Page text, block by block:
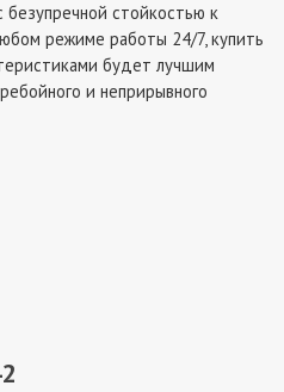
безупречной стойкостью к
режиме работы 24/7, купить
будет лучшим
и неприрывного